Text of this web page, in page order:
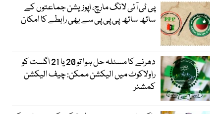
پی ٹی آئی لانگ مارچ، اپوزیشن جماعتوں کے
ساتھ ساتھ پی پی پی سے بھی رابطے کا امکان
دھرنے کا مسئلہ حل ہوا تو 20 یا 21 اگست کو
راولاکوٹ میں الیکشن ممکن: چیف الیکشن
کمشنر